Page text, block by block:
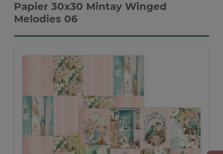
Papier 30x30 Mintay Winged
Melodies 06